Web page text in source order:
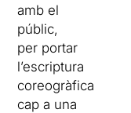
amb el
públic,
per portar
l’escriptura
coreogràfica
cap a una